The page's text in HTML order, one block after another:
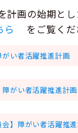
計画の始期と
ら をご覧くだ
がい者活躍推進計画
障がい者活躍推進計画
会】障がい者活躍推